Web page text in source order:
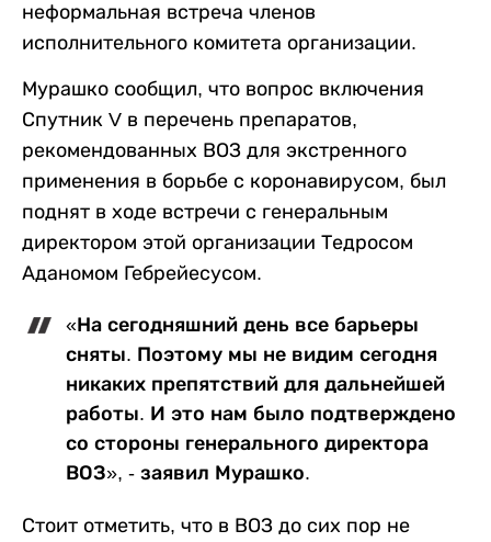
неформальная встреча членов
исполнительного комитета организации.
Мурашко сообщил, что вопрос включения
Спутник V в перечень препаратов,
рекомендованных ВОЗ для экстренного
применения в борьбе с коронавирусом, был
поднят в ходе встречи с генеральным
директором этой организации Тедросом
Аданомом Гебрейесусом.
«На сегодняшний день все барьеры
сняты. Поэтому мы не видим сегодня
никаких препятствий для дальнейшей
работы. И это нам было подтверждено
со стороны генерального директора
ВОЗ», - заявил Мурашко.
Стоит отметить, что в ВОЗ до сих пор не